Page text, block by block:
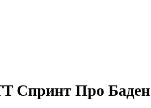
Спринт Про